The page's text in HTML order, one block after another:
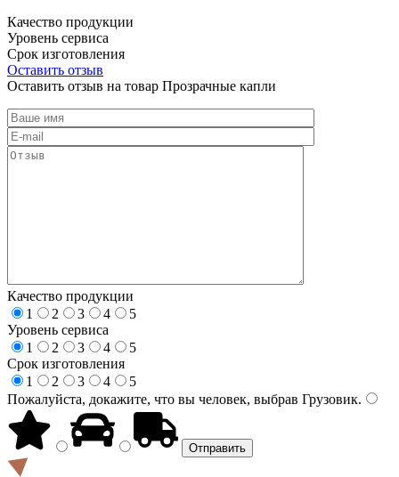
Качество продукции
Уровень сервиса
Срок изготовления
Оставить отзыв
Оставить отзыв на товар Прозрачные капли
Качество продукции
1
2 3 4
5
Уровень сервиса
1
2 3 4
5
Срок изготовления
1
2 3 4
5
Пожалуйста, докажите, что вы человек, выбрав Грузовик.